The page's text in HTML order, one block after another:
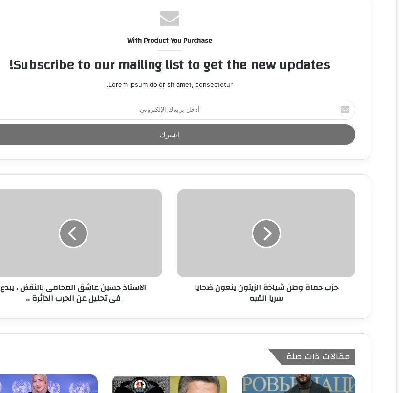
With Product You Purchase
Subscribe to our mailing list to get the new updates!
Lorem ipsum dolor sit amet, consectetur.
أ
د
خ
ل
د
ا
حزب حماة وطن شياخة الزيتون ينعون ضحايا
سريا القبه
الاستاذ حسين عاشق المحامى بالنقض ، يبدع
فى تحليل عن الحرب الدائرة ،،
مقالات ذات صلة